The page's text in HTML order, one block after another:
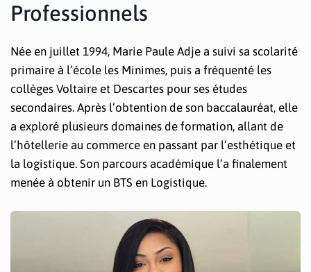
Professionnels
Née en juillet 1994, Marie Paule Adje a suivi sa scolarité
primaire à l’école les Minimes, puis a fréquenté les
collèges Voltaire et Descartes pour ses études
secondaires. Après l’obtention de son baccalauréat, elle
a exploré plusieurs domaines de formation, allant de
l’hôtellerie au commerce en passant par l’esthétique et
la logistique. Son parcours académique l’a finalement
menée à obtenir un BTS en Logistique.